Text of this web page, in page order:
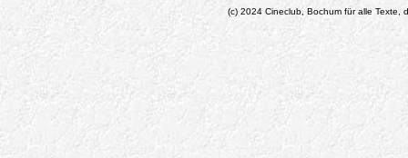
(c) 2024 Cineclub, Bochum für alle Texte,